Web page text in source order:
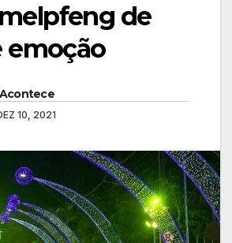
de
emoção
Acontece
10, 2021